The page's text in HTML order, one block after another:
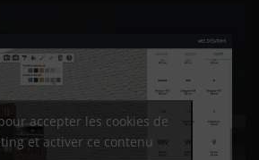
accepter les cookies de
et activer ce contenu